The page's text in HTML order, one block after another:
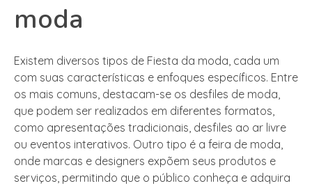
moda
Existem diversos tipos de Fiesta da moda, cada um
com suas características e enfoques específicos. Entre
os mais comuns, destacam-se os desfiles de moda,
que podem ser realizados em diferentes formatos,
como apresentações tradicionais, desfiles ao ar livre
ou eventos interativos. Outro tipo é a feira de moda,
onde marcas e designers expõem seus produtos e
serviços, permitindo que o público conheça e adquira